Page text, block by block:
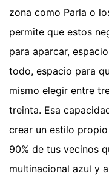
zona como Parla o
permite que estos
para aparcar,
todo, espacio para
mismo elegir entre
treinta. Esa
crear un estilo
90% de tus vecinos
multinacional azul y